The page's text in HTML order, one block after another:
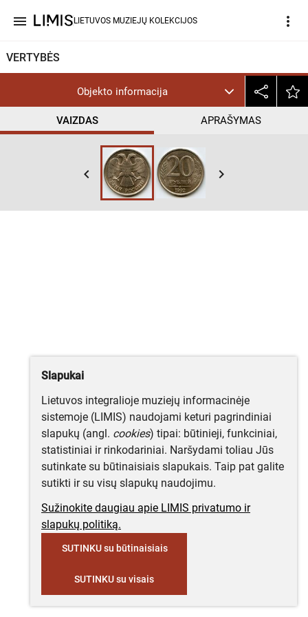
menu LIETUVOS MUZIEJŲ KOLEKCIJOS more_vert
VERTYBĖS
Objekto informacija
VAIZDAS APRAŠYMAS
keyboard_arrow_left keyboard_arrow_right
Slapukai
Lietuvos integralioje muziejų informacinėje
sistemoje (LIMIS) naudojami keturi pagrindiniai
slapukų (angl. cookies) tipai: būtinieji, funkciniai,
statistiniai ir rinkodariniai. Naršydami toliau Jūs
sutinkate su būtinaisiais slapukais. Taip pat galite
sutikti ir su visų slapukų naudojimu.
Sužinokite daugiau apie LIMIS privatumo ir
slapukų politiką.
SUTINKU su būtinaisiais
SUTINKU su visais